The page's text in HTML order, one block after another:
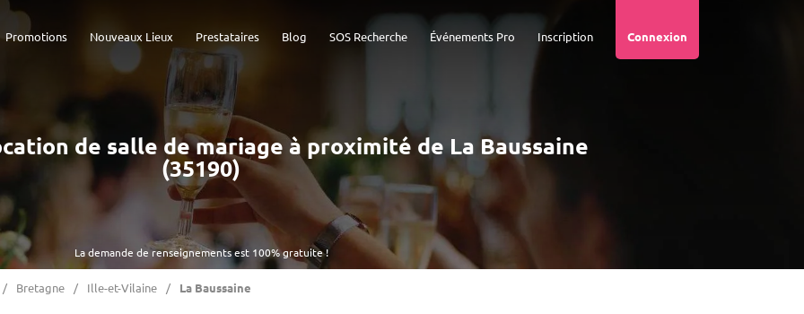
Connexion
Inscription
Événements Pro
SOS Recherche
Blog
Prestataires
Nouveaux Lieux
Promotions
La demande de renseignements est 100% gratuite !
de salle de mariage à proximité de La Baussaine
(35190)
Bretagne Ille-et-Vilaine La Baussaine